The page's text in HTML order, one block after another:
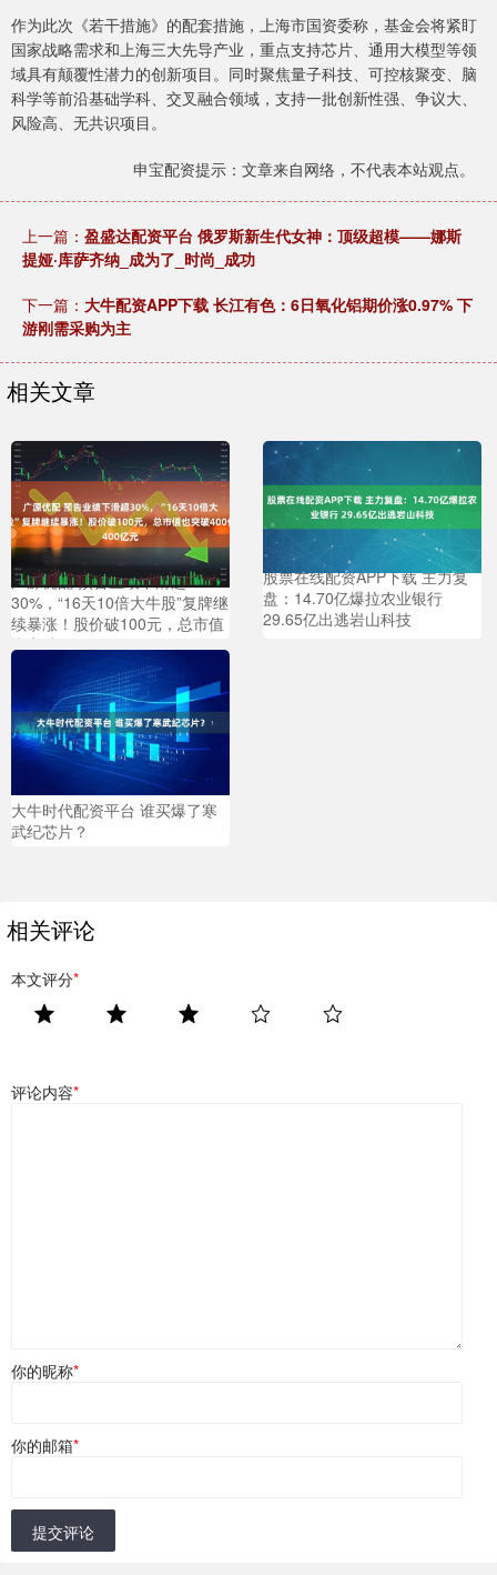
作为此次《若干措施》的配套措施，上海市国资委称，基金会将紧盯
国家战略需求和上海三大先导产业，重点支持芯片、通用大模型等领
域具有颠覆性潜力的创新项目。同时聚焦量子科技、可控核聚变、脑
科学等前沿基础学科、交叉融合领域，支持一批创新性强、争议大、
风险高、无共识项目。
申宝配资提示：文章来自网络，不代表本站观点。
上一篇： 盈盛达配资平台 俄罗斯新生代女神：顶级超模——娜斯
提娅·库萨齐纳_成为了_时尚_成功
下一篇： 大牛配资APP下载 长江有色：6日氧化铝期价涨0.97% 下
游刚需采购为主
相关文章
广源优配 预告业绩下滑超
30%，“16天10倍大牛股”复牌继
续暴涨！股价破100元，总市值
也突破400亿元
股票在线配资APP下载 主力复
盘：14.70亿爆拉农业银行
29.65亿出逃岩山科技
大牛时代配资平台 谁买爆了寒
武纪芯片？
相关评论
本文评分*
评论内容*
你的昵称*
你的邮箱*
提交评论